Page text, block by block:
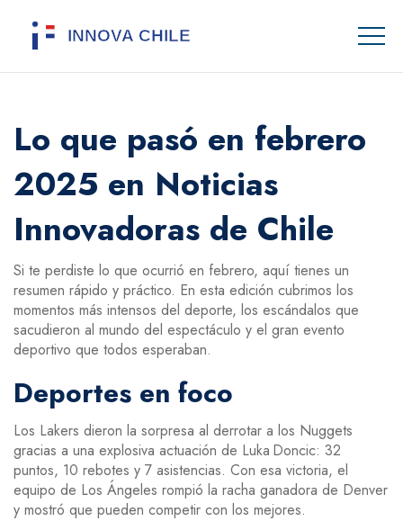
Lo que pasó en febrero
2025 en Noticias
Innovadoras de Chile
Si te perdiste lo que ocurrió en febrero, aquí tienes un
resumen rápido y práctico. En esta edición cubrimos los
momentos más intensos del deporte, los escándalos que
sacudieron al mundo del espectáculo y el gran evento
deportivo que todos esperaban.
Deportes en foco
Los Lakers dieron la sorpresa al derrotar a los Nuggets
gracias a una explosiva actuación de Luka Doncic: 32
puntos, 10 rebotes y 7 asistencias. Con esa victoria, el
equipo de Los Ángeles rompió la racha ganadora de Denver
y mostró que pueden competir con los mejores.